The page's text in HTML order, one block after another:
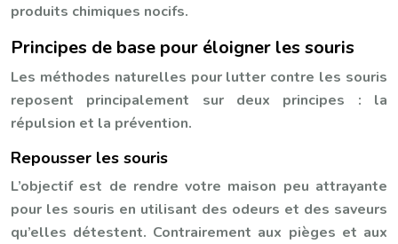
produits chimiques nocifs.
Principes de base pour éloigner les souris
Les méthodes naturelles pour lutter contre les souris
reposent principalement sur deux principes : la
répulsion et la prévention.
Repousser les souris
L’objectif est de rendre votre maison peu attrayante
pour les souris en utilisant des odeurs et des saveurs
qu’elles détestent. Contrairement aux pièges et aux